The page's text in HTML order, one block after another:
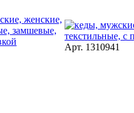
Арт. 1310941